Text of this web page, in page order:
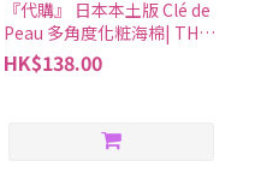
『代購』 日本本土版 Clé de
Peau 多角度化粧海棉| THE
SPONGE|CPB|搵好西
HK$138.00